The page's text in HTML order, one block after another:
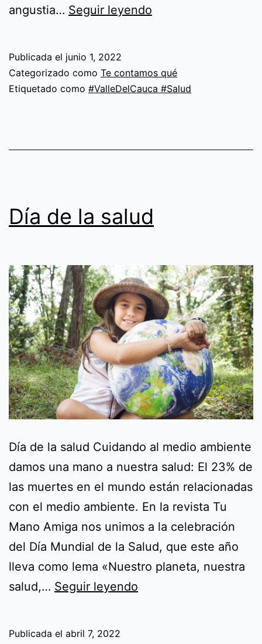
angustia… Seguir leyendo
impacto
positivo
y
Publicada el junio 1, 2022
Categorizado como Te contamos qué
Etiquetado como #ValleDelCauca #Salud
Día de la salud
Día de la salud Cuidando al medio ambiente
damos una mano a nuestra salud: El 23% de
las muertes en el mundo están relacionadas
con el medio ambiente. En la revista Tu
Mano Amiga nos unimos a la celebración
del Día Mundial de la Salud, que este año
lleva como lema «Nuestro planeta, nuestra
salud,… Seguir leyendo
Publicada el abril 7, 2022